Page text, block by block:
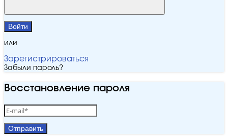
Войти
или
Зарегистрироваться
Забыли пароль?
Восстановление пароля
Отправить